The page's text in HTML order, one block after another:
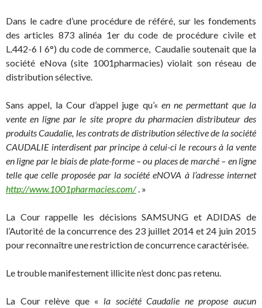
Dans le cadre d’une procédure de référé, sur les fondements
des articles 873 alinéa 1er du code de procédure civile et
L.442-6 I 6°) du code de commerce, Caudalie soutenait que la
société eNova (site 1001pharmacies) violait son réseau de
distribution sélective.
Sans appel, la Cour d’appel juge qu’« en ne permettant que la
vente en ligne par le site propre du pharmacien distributeur des
produits Caudalie, les contrats de distribution sélective de la société
CAUDALIE interdisent par principe à celui-ci le recours à la vente
en ligne par le biais de plate-forme – ou places de marché – en ligne
telle que celle proposée par la société eNOVA à l’adresse internet
http://www.1001pharmacies.com/. »
La Cour rappelle les décisions SAMSUNG et ADIDAS de
l’Autorité de la concurrence des 23 juillet 2014 et 24 juin 2015
pour reconnaître une restriction de concurrence caractérisée.
Le trouble manifestement illicite n’est donc pas retenu.
La Cour relève que « la société Caudalie ne propose aucun